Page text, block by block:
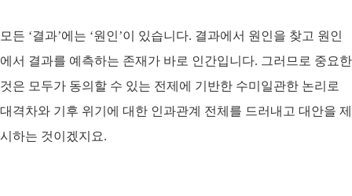
모든 ‘결과’에는 ‘원인’이 있습니다. 결과에서 원인을 찾고 원인
에서 결과를 예측하는 존재가 바로 인간입니다. 그러므로 중요한
것은 모두가 동의할 수 있는 전제에 기반한 수미일관한 논리로
대격차와 기후 위기에 대한 인과관계 전체를 드러내고 대안을 제
시하는 것이겠지요.